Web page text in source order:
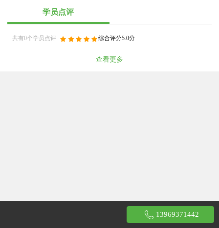
学员点评
共有0个学员点评 综合评分5.0分
查看更多
13969371442